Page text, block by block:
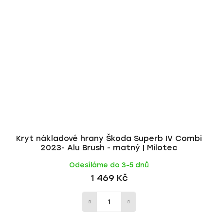
Kryt nákladové hrany Škoda Superb IV Combi
2023- Alu Brush - matný | Milotec
Odesíláme do 3-5 dnů
1 469 Kč